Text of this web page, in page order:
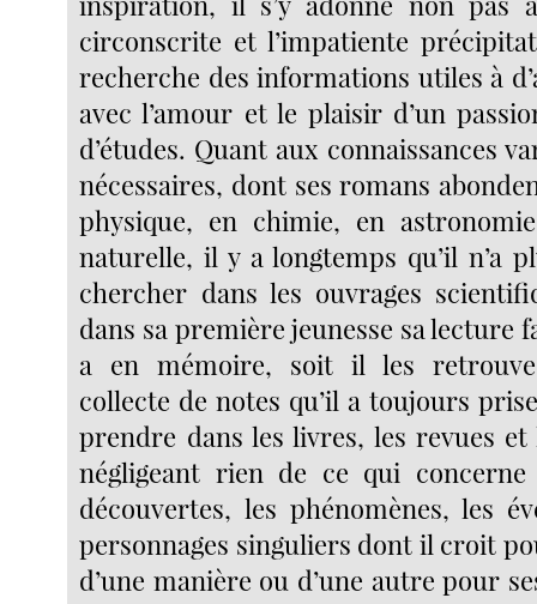
circonscrite et l’impatiente
recherche des informations utiles à
avec l’amour et le plaisir d’un
d’études. Quant aux connaissances
nécessaires, dont ses romans
physique, en chimie, en
naturelle, il y a longtemps qu’il n’a
chercher dans les ouvrages
dans sa première jeunesse sa lecture
a en mémoire, soit il les retrouve
collecte de notes qu’il a toujours
prendre dans les livres, les revues
négligeant rien de ce qui concerne
découvertes, les phénomènes, les
personnages singuliers dont il croit
d’une manière ou d’une autre pour